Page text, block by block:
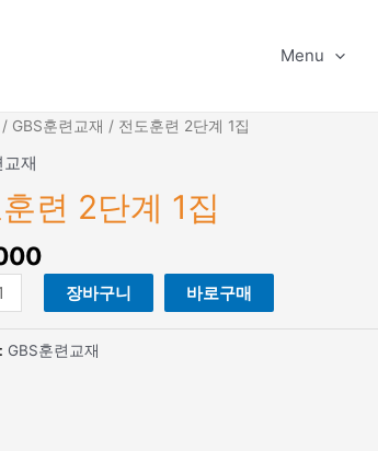
Menu
/ GBS훈련교재 / 전도훈련 2단계 1집
재
련 2단계 1집
장바구니 바로구매
GBS훈련교재